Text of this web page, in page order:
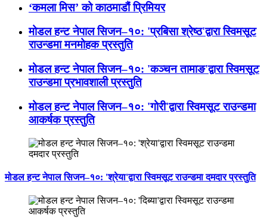
‘कमला मिस’ को काठमाडौं प्रिमियर
मोडल हन्ट नेपाल सिजन–१०: 'प्रबिसा श्रेष्ठ'द्वारा स्विमसूट
राउन्डमा मनमोहक प्रस्तुति
मोडल हन्ट नेपाल सिजन–१०: 'कञ्चन तामाङ'द्वारा स्विमसूट
राउन्डमा प्रभावशाली प्रस्तुति
मोडल हन्ट नेपाल सिजन–१०: 'गोरी'द्वारा स्विमसूट राउन्डमा
आकर्षक प्रस्तुति
मोडल हन्ट नेपाल सिजन–१०: 'श्रेया'द्वारा स्विमसूट राउन्डमा दमदार प्रस्तुति